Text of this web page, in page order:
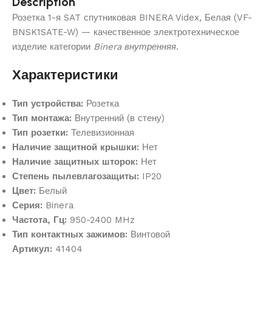
Розетка 1-я SAT спутниковая BINERA Videx, Белая (VF-
BNSK1SATE-W) — качественное электротехническое
изделие категории Binera внутренняя.
Характеристики
Тип устройства: Розетка
Тип монтажа: Внутренний (в стену)
Тип розетки: Телевизионная
Наличие защитной крышки: Нет
Наличие защитных шторок: Нет
Степень пылевлагозащиты: IP20
Цвет: Белый
Серия: Binera
Частота, Гц: 950-2400 MHz
Тип контактных зажимов: Винтовой
Артикул: 41404